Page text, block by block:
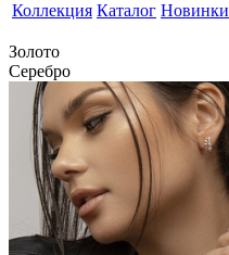
Коллекция Каталог Новинки
Золото
Серебро